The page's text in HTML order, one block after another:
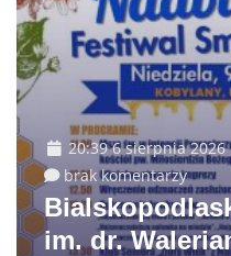
20:39 6 sierpnia 2026
brak komentarzy
im. dr.